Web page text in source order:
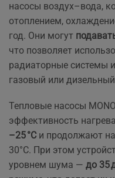
насосы воздух–вода,
отоплением,
год. Они могут
что позволяет
радиаторные системы
газовый или
Тепловые насосы
эффективность
–25 °Cи продолжают
30°C. При этом
уровнем шума — до 35